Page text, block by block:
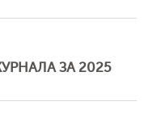
ЗА 2025